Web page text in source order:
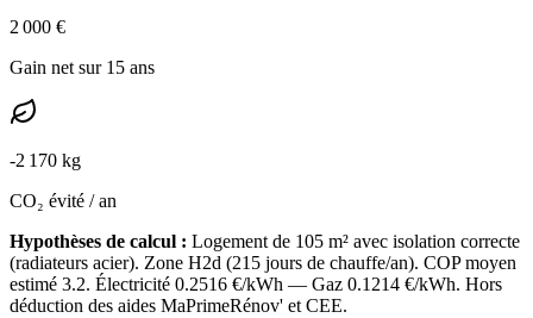
2 000 €
Gain net sur 15 ans
-2 170 kg
CO₂ évité / an
Hypothèses de calcul : Logement de 105 m² avec isolation correcte
(radiateurs acier). Zone H2d (215 jours de chauffe/an). COP moyen
estimé 3.2. Électricité 0.2516 €/kWh — Gaz 0.1214 €/kWh. Hors
déduction des aides MaPrimeRénov' et CEE.